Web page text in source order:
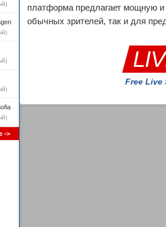
->
платформа предлагает мощную и
обычных зрителей, так и для
Free Live